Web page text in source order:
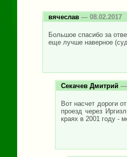
вячеслав — 08.02.2017
Большое спасибо за
еще лучше наверное
Секачев Дмитрий —
Вот насчет дороги
проезд через
краях в 2001 году -